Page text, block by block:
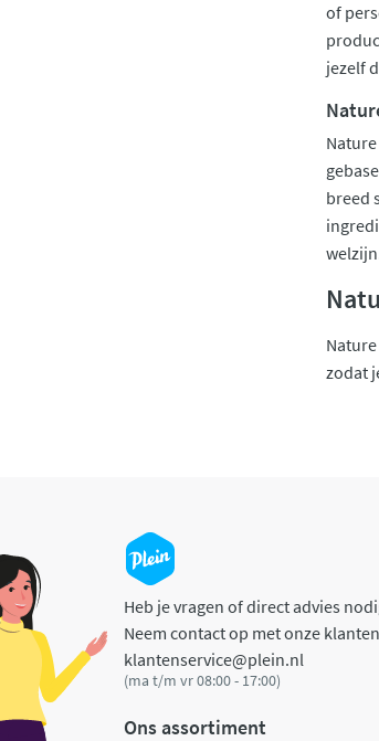
of
jezelf
breed
zodat
Heb je vragen of direct advies
Neem contact op met onze
klantenservice@plein.nl
(ma t/m vr 08:00 - 17:00)
Ons assortiment